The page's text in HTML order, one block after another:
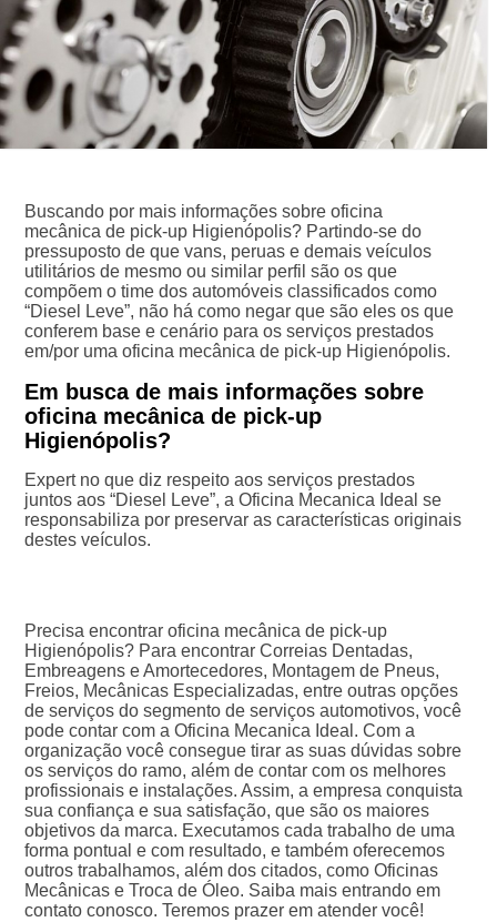
Buscando por mais informações sobre oficina
mecânica de pick-up Higienópolis? Partindo-se do
pressuposto de que vans, peruas e demais veículos
utilitários de mesmo ou similar perfil são os que
compõem o time dos automóveis classificados como
“Diesel Leve”, não há como negar que são eles os que
conferem base e cenário para os serviços prestados
em/por uma oficina mecânica de pick-up Higienópolis.
Em busca de mais informações sobre
oficina mecânica de pick-up
Higienópolis?
Expert no que diz respeito aos serviços prestados
juntos aos “Diesel Leve”, a Oficina Mecanica Ideal se
responsabiliza por preservar as características originais
destes veículos.
Precisa encontrar oficina mecânica de pick-up
Higienópolis? Para encontrar Correias Dentadas,
Embreagens e Amortecedores, Montagem de Pneus,
Freios, Mecânicas Especializadas, entre outras opções
de serviços do segmento de serviços automotivos, você
pode contar com a Oficina Mecanica Ideal. Com a
organização você consegue tirar as suas dúvidas sobre
os serviços do ramo, além de contar com os melhores
profissionais e instalações. Assim, a empresa conquista
sua confiança e sua satisfação, que são os maiores
objetivos da marca. Executamos cada trabalho de uma
forma pontual e com resultado, e também oferecemos
outros trabalhamos, além dos citados, como Oficinas
Mecânicas e Troca de Óleo. Saiba mais entrando em
contato conosco. Teremos prazer em atender você!